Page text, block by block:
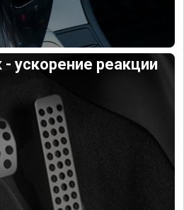
ускорение реакции